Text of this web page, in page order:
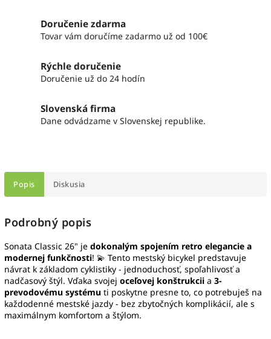
Doručenie zdarma
Tovar vám doručíme zadarmo už od 100€
Rýchle doručenie
Doručenie už do 24 hodín
Slovenská firma
Dane odvádzame v Slovenskej republike.
Popis Diskusia
Podrobný popis
Sonata Classic 26" je dokonalým spojením retro elegancie a
modernej funkčnosti! 💫 Tento mestský bicykel predstavuje
návrat k základom cyklistiky - jednoduchosť, spoľahlivosť a
nadčasový štýl. Vďaka svojej oceľovej konštrukcii a 3-
prevodovému systému ti poskytne presne to, co potrebuješ na
každodenné mestské jazdy - bez zbytočných komplikácií, ale s
maximálnym komfortom a štýlom.